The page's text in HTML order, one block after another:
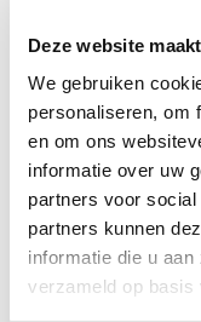
Deze website
We gebruiken
personaliseren, om
en om ons
informatie over uw
partners voor
partners kunnen
informatie die u
verzameld op basis
Unieke
en close up
De close in boiler is
wastafel of in de
water is
up boiler. De close
close up boiler